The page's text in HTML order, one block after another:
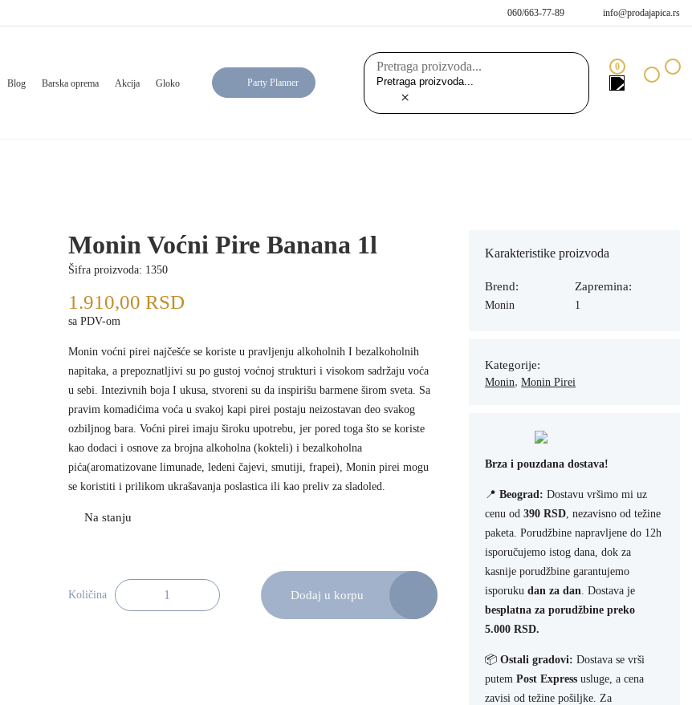
060/663-77-89 info@prodajapica.rs
Blog Barska oprema Akcija Gloko Party Planner
Pretraga proizvoda...
×
0
Monin Voćni Pire Banana 1l
Šifra proizvoda: 1350
1.910,00 RSD
sa PDV-om
Monin voćni pirei najčešće se koriste u pravljenju alkoholnih I bezalkoholnih
napitaka, a prepoznatljivi su po gustoj voćnoj strukturi i visokom sadržaju voća
u sebi. Intezivnih boja I ukusa, stvoreni su da inspirišu barmene širom sveta. Sa
pravim komadićima voća u svakoj kapi pirei postaju neizostavan deo svakog
ozbiljnog bara. Voćni pirei imaju široku upotrebu, jer pored toga što se koriste
kao dodaci i osnove za brojna alkoholna (kokteli) i bezalkoholna
pića(aromatizovane limunade, ledeni čajevi, smutiji, frapei), Monin pirei mogu
se koristiti i prilikom ukrašavanja poslastica ili kao preliv za sladoled.
Količina Monin Voćni Pire Banana 1l količinaDodaj u korpu
Karakteristike proizvoda
Brend:
Monin
Zapremina:
1
Kategorije:
Monin,Monin Pirei
Brza i pouzdana dostava!
📍Beograd: Dostavu vršimo mi uz
cenu od390 RSD, nezavisno od težine
paketa. Porudžbine napravljene do 12h
isporučujemo istog dana, dok za
kasnije porudžbine garantujemo
isporukudan za dan. Dostava je
besplatna za porudžbine preko
5.000 RSD.
📦Ostali gradovi: Dostava se vrši
putemPost Express usluge, a cena
zavisi od težine pošiljke. Za